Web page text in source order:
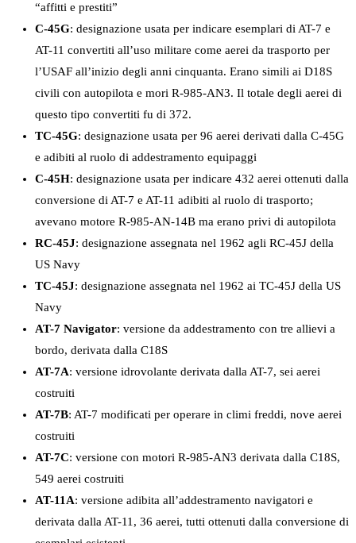
“affitti e prestiti”
C-45G: designazione usata per indicare esemplari di AT-7 e
AT-11 convertiti all’uso militare come aerei da trasporto per
l’USAF all’inizio degli anni cinquanta. Erano simili ai D18S
civili con autopilota e mori R-985-AN3. Il totale degli aerei di
questo tipo convertiti fu di 372.
TC-45G: designazione usata per 96 aerei derivati dalla C-45G
e adibiti al ruolo di addestramento equipaggi
C-45H: designazione usata per indicare 432 aerei ottenuti dalla
conversione di AT-7 e AT-11 adibiti al ruolo di trasporto;
avevano motore R-985-AN-14B ma erano privi di autopilota
RC-45J: designazione assegnata nel 1962 agli RC-45J della
US Navy
TC-45J: designazione assegnata nel 1962 ai TC-45J della US
Navy
AT-7 Navigator: versione da addestramento con tre allievi a
bordo, derivata dalla C18S
AT-7A: versione idrovolante derivata dalla AT-7, sei aerei
costruiti
AT-7B: AT-7 modificati per operare in climi freddi, nove aerei
costruiti
AT-7C: versione con motori R-985-AN3 derivata dalla C18S,
549 aerei costruiti
AT-11A: versione adibita all’addestramento navigatori e
derivata dalla AT-11, 36 aerei, tutti ottenuti dalla conversione di